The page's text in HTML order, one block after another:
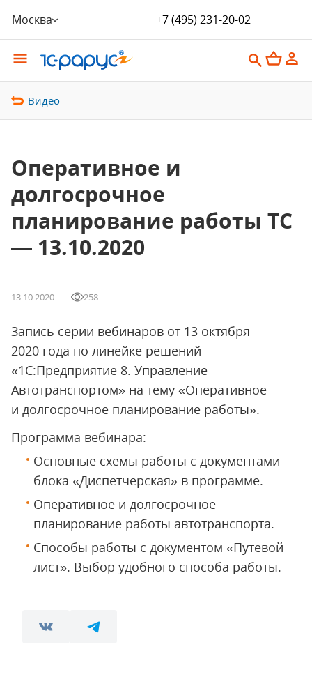
Москва +7 (495) 231-20-02
Видео
Оперативное и
долгосрочное
планирование работы ТС
— 13.10.2020
13.10.2020 258
Запись серии вебинаров от 13 октября
2020 года по линейке решений
«1С:Предприятие 8. Управление
Автотранспортом» на тему «Оперативное
и долгосрочное планирование работы».
Программа вебинара:
Основные схемы работы с документами
блока «Диспетчерская» в программе.
Оперативное и долгосрочное
планирование работы автотранспорта.
Способы работы с документом «Путевой
лист». Выбор удобного способа работы.